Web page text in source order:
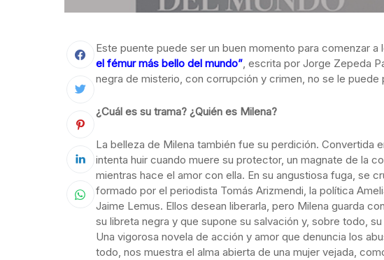
Este puente puede ser un buen momento para comenzar a
el fémur más bello del mundo”, escrita por Jorge Zepeda
negra de misterio, con corrupción y crimen, no se le puede
¿Cuál es su trama? ¿Quién es Milena?
La belleza de Milena también fue su perdición. Convertida
intenta huir cuando muere su protector, un magnate de la
mientras hace el amor con ella. En su angustiosa fuga, se
formado por el periodista Tomás Arizmendi, la política
Jaime Lemus. Ellos desean liberarla, pero Milena guarda
su libreta negra y que supone su salvación y, sobre todo, su
Una vigorosa novela de acción y amor que denuncia los
todo, nos muestra el alma abierta de una mujer vejada,